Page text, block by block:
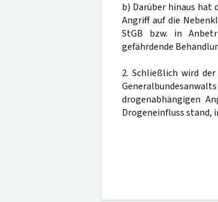
b) Darüber hinaus hat
Angriff auf die
StGB bzw. in
gefährdende
2. Schließlich wird
drogenabhängigen
Drogeneinfluss stand,